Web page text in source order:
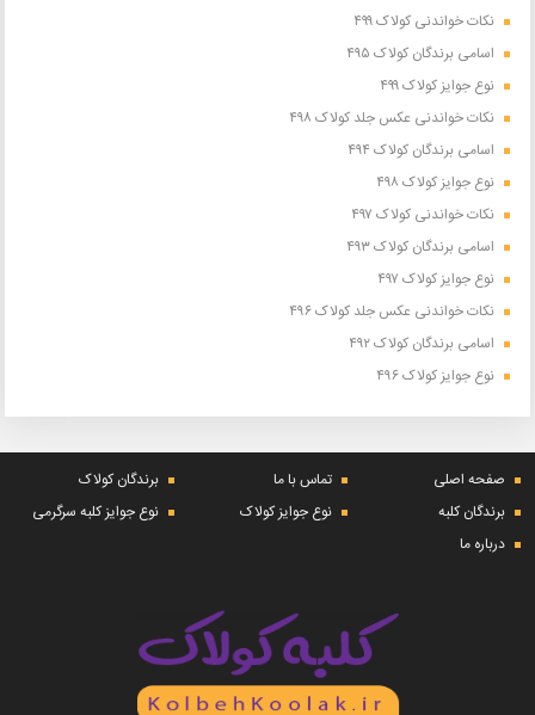
نکات خواندنی کولاک ۴۹۹
اسامی برندگان کولاک ۴۹۵
نوع جوایز کولاک ۴۹۹
نکات خواندنی عکس جلد کولاک ۴۹۸
اسامی برندگان کولاک ۴۹۴
نوع جوایز کولاک ۴۹۸
نکات خواندنی کولاک ۴۹۷
اسامی برندگان کولاک ۴۹۳
نوع جوایز کولاک ۴۹۷
نکات خواندنی عکس جلد کولاک ۴۹۶
اسامی برندگان کولاک ۴۹۲
نوع جوایز کولاک ۴۹۶
صفحه اصلی تماس با ما
برندگان کولاک
برندگان کلبه
نوع جوایز کولاک
نوع جوایز کلبه سرگرمی
درباره ما